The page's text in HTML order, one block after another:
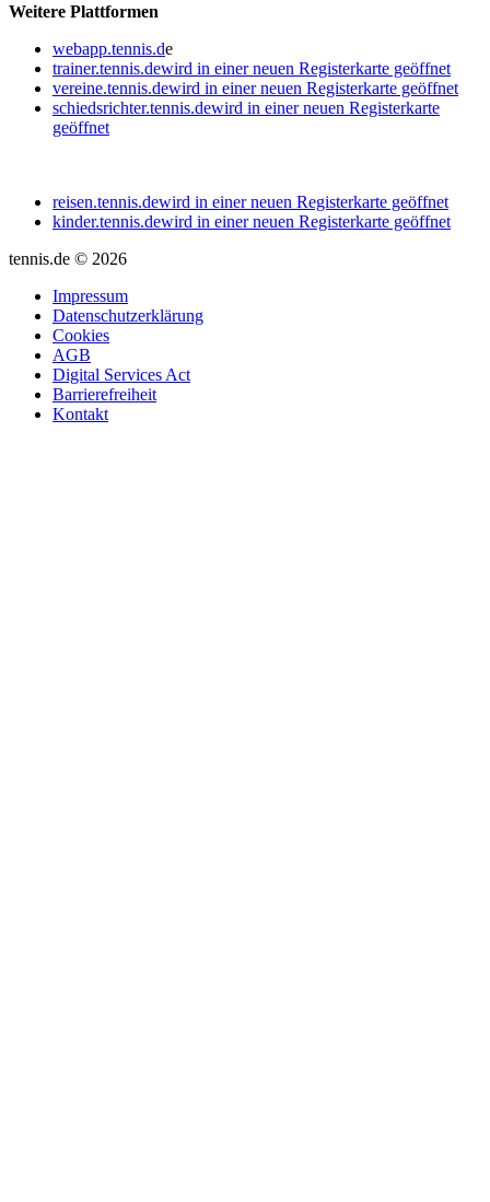
Weitere Plattformen
webapp.tennis.de
trainer.tennis.dewird in einer neuen Registerkarte geöffnet
vereine.tennis.dewird in einer neuen Registerkarte geöffnet
schiedsrichter.tennis.dewird in einer neuen Registerkarte
geöffnet
reisen.tennis.dewird in einer neuen Registerkarte geöffnet
kinder.tennis.dewird in einer neuen Registerkarte geöffnet
tennis.de © 2026
Impressum
Datenschutzerklärung
Cookies
AGB
Digital Services Act
Barrierefreiheit
Kontakt